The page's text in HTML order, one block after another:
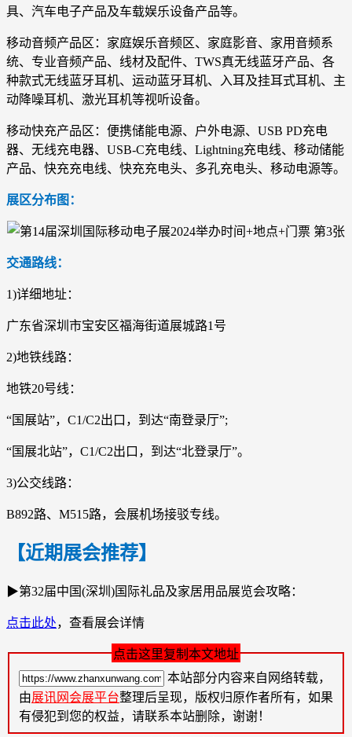
具、汽车电子产品及车载娱乐设备产品等。
移动音频产品区：家庭娱乐音频区、家庭影音、家用音频系
统、专业音频产品、线材及配件、TWS真无线蓝牙产品、各
种款式无线蓝牙耳机、运动蓝牙耳机、入耳及挂耳式耳机、主
动降噪耳机、激光耳机等视听设备。
移动快充产品区：便携储能电源、户外电源、USB PD充电
器、无线充电器、USB-C充电线、Lightning充电线、移动储能
产品、快充充电线、快充充电头、多孔充电头、移动电源等。
展区分布图：
交通路线：
1)详细地址：
广东省深圳市宝安区福海街道展城路1号
2)地铁线路：
地铁20号线：
“国展站”，C1/C2出口，到达“南登录厅”;
“国展北站”，C1/C2出口，到达“北登录厅”。
3)公交线路：
B892路、M515路，会展机场接驳专线。
【近期展会推荐】
▶第32届中国(深圳)国际礼品及家居用品展览会攻略：
点击此处，查看展会详情
点击这里复制本文地址
本站部分内容来自网络转载，
由展讯网会展平台整理后呈现，版权归原作者所有，如果
有侵犯到您的权益，请联系本站删除，谢谢！